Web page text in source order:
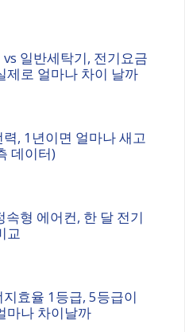
일반세탁기, 전기요금
제로 얼마나 차이 날까
, 1년이면 얼마나 새고
데이터)
속형 에어컨, 한 달 전기
교
효율 1등급, 5등급이
마나 차이날까